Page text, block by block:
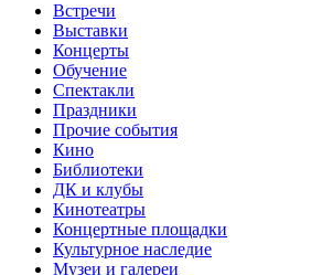
Встречи
Выставки
Концерты
Обучение
Спектакли
Праздники
Прочие события
Кино
Библиотеки
ДК и клубы
Кинотеатры
Концертные площадки
Культурное наследие
Музеи и галереи